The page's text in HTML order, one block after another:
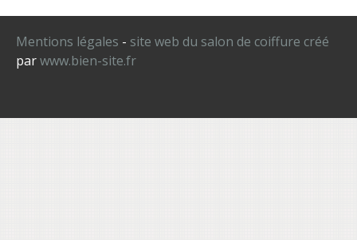
Mentions légales - site web du salon de coiffure créé
parwww.bien-site.fr